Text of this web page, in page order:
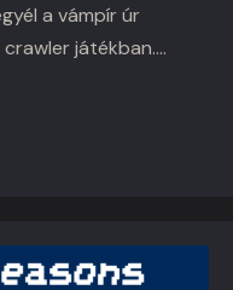
a vámpír úr
játékban….